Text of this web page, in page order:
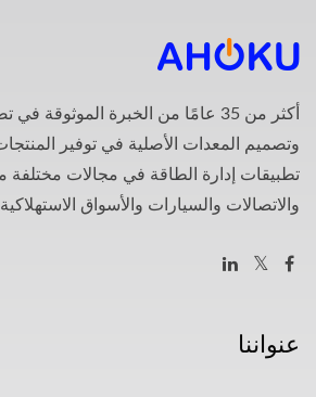
أكثر من 35 عامًا من الخبرة الموثوقة
وتصميم المعدات الأصلية في توفير
تطبيقات إدارة الطاقة في مجالات مختلفة
والاتصالات والسيارات والأسواق
عنواننا